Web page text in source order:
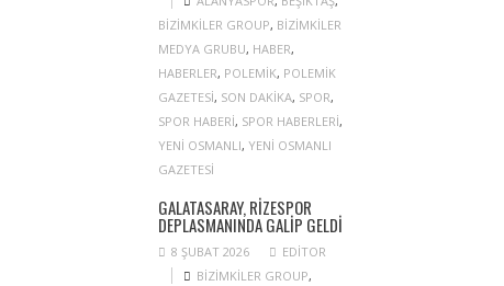
BIZIMKILER GROUP, BIZIMKILER
MEDYA GRUBU, HABER,
HABERLER, POLEMIK, POLEMIK
GAZETESI, SON DAKIKA, SPOR,
SPOR HABERI, SPOR HABERLERI,
YENI OSMANLI, YENI OSMANLI
GAZETESI
GALATASARAY, RIZESPOR
DEPLASMANINDA GALIP GELDI
8 ŞUBAT 2026
EDITOR
BIZIMKILER GROUP,